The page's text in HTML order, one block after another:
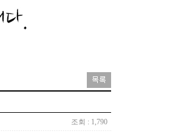
조회 : 1,790